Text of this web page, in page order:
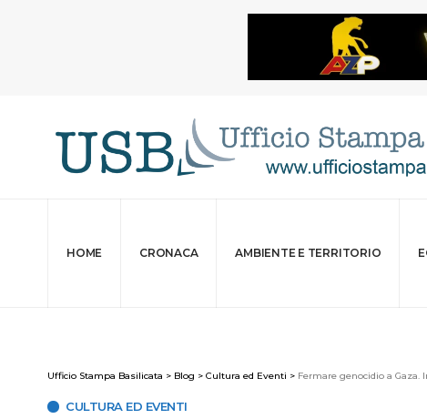
HOME CRONACA AMBIENTE E TERRITORIO
Ufficio Stampa Basilicata > Blog > Cultura ed Eventi > Fermare genocidio a
CULTURA ED EVENTI